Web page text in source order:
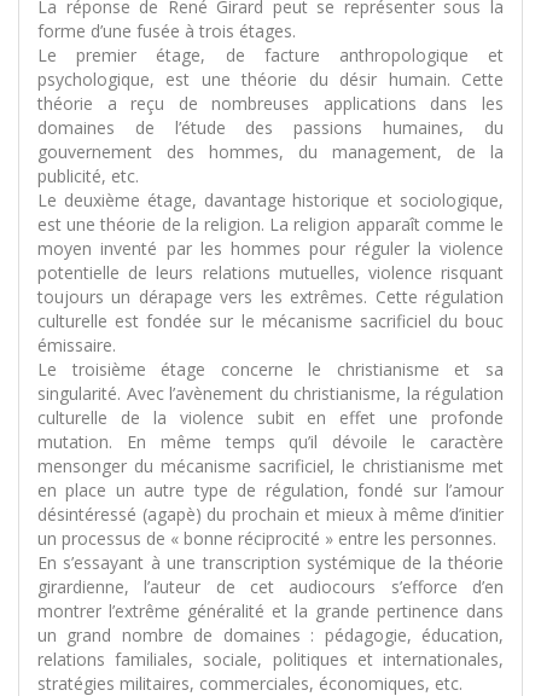
La réponse de René Girard peut se représenter sous la
forme d’une fusée à trois étages.
Le premier étage, de facture anthropologique et
psychologique, est une théorie du désir humain. Cette
théorie a reçu de nombreuses applications dans les
domaines de l’étude des passions humaines, du
gouvernement des hommes, du management, de la
publicité, etc.
Le deuxième étage, davantage historique et sociologique,
est une théorie de la religion. La religion apparaît comme le
moyen inventé par les hommes pour réguler la violence
potentielle de leurs relations mutuelles, violence risquant
toujours un dérapage vers les extrêmes. Cette régulation
culturelle est fondée sur le mécanisme sacrificiel du bouc
émissaire.
Le troisième étage concerne le christianisme et sa
singularité. Avec l’avènement du christianisme, la régulation
culturelle de la violence subit en effet une profonde
mutation. En même temps qu’il dévoile le caractère
mensonger du mécanisme sacrificiel, le christianisme met
en place un autre type de régulation, fondé sur l’amour
désintéressé (agapè) du prochain et mieux à même d’initier
un processus de « bonne réciprocité » entre les personnes.
En s’essayant à une transcription systémique de la théorie
girardienne, l’auteur de cet audiocours s’efforce d’en
montrer l’extrême généralité et la grande pertinence dans
un grand nombre de domaines : pédagogie, éducation,
relations familiales, sociale, politiques et internationales,
stratégies militaires, commerciales, économiques, etc.